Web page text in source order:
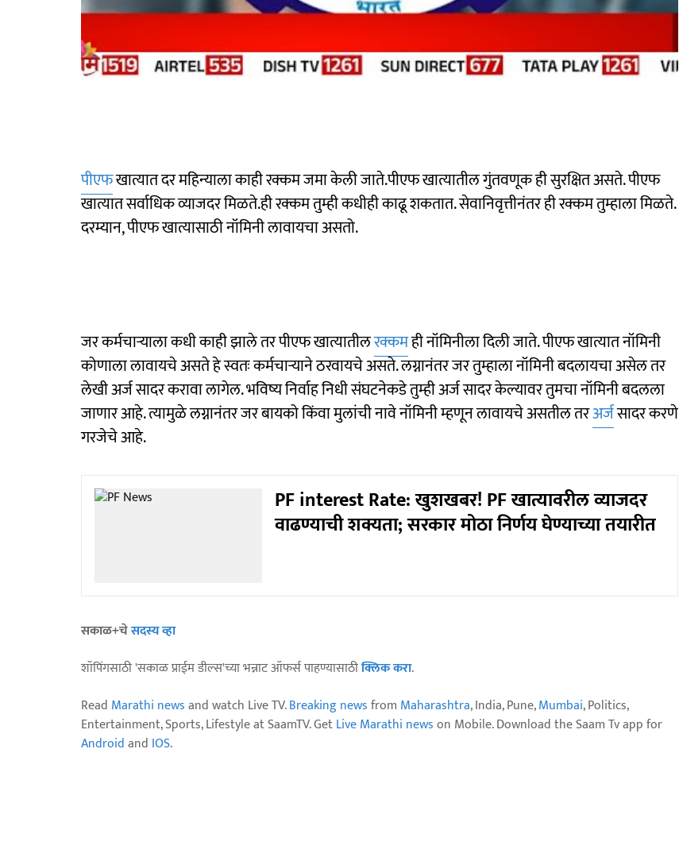
पीएफखात्यात दर महिन्याला काही रक्कम जमा केली जाते.पीएफ खात्यातील गुंतवणूक ही सुरक्षित असते. पीएफ
खात्यात सर्वाधिक व्याजदर मिळते.ही रक्कम तुम्ही कधीही काढू शकतात. सेवानिवृत्तीनंतर ही रक्कम तुम्हाला मिळते.
दरम्यान, पीएफ खात्यासाठी नॉमिनी लावायचा असतो.
जर कर्मचाऱ्याला कधी काही झाले तर पीएफ खात्यातीलरक्कमही नॉमिनीला दिली जाते. पीएफ खात्यात नॉमिनी
कोणाला लावायचे असते हे स्वतः कर्मचाऱ्याने ठरवायचे असते. लग्नानंतर जर तुम्हाला नॉमिनी बदलायचा असेल तर
लेखी अर्ज सादर करावा लागेल. भविष्य निर्वाह निधी संघटनेकडे तुम्ही अर्ज सादर केल्यावर तुमचा नॉमिनी बदलला
जाणार आहे. त्यामुळे लग्नानंतर जर बायको किंवा मुलांची नावे नॉमिनी म्हणून लावायचे असतील तरअर्जसादर करणे
गरजेचे आहे.
PF interest Rate: खुशखबर! PF खात्यावरील व्याजदर
वाढण्याची शक्यता; सरकार मोठा निर्णय घेण्याच्या तयारीत
सकाळ+चेसदस्य व्हा
शॉपिंगसाठी 'सकाळ प्राईम डील्स'च्या भन्नाट ऑफर्स पाहण्यासाठीक्लिक करा.
Read Marathi newsand watch Live TV.Breaking newsfrom Maharashtra, India, Pune,Mumbai, Politics,
Entertainment, Sports, Lifestyle at SaamTV. GetLive Marathi newson Mobile. Download the Saam Tv app for
Androidand IOS.